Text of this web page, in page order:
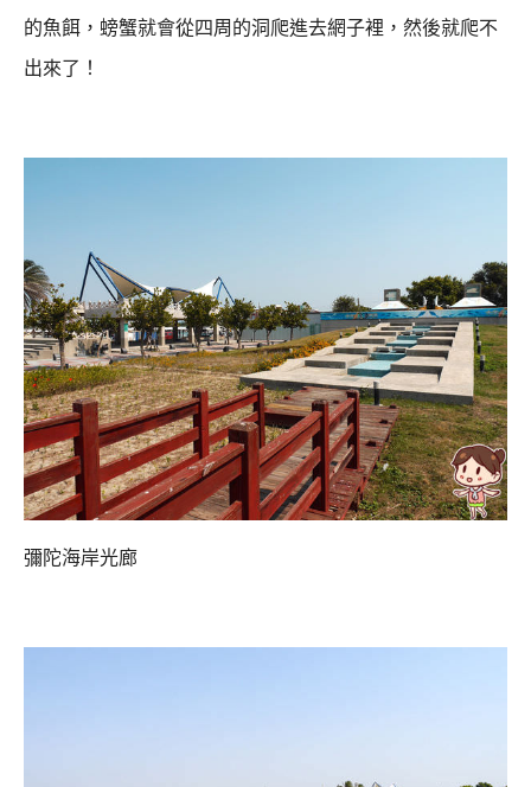
的魚餌， 螃蟹就會從四周的洞爬進去網子裡，然後就爬不
出來了！
彌陀海岸光廊